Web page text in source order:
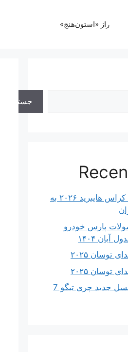
راز «استون‌هنج»
جستجو
ورود تویوتا کرولا کراس هایبرید ۲۰۲۶ به
پارس خودرو
۱۴۰۴
توسان ۲۰۲۵
توسان ۲۰۲۵
اولین تصاویر از نسل جدید چری تیگو 7